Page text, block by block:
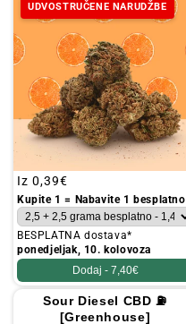
UDVOSTRUČENE NARUDŽBE
Redovna
cijena
Iz 0,39€
Kupite 1 = Nabavite 1 besplatno
BESPLATNA dostava*
ponedjeljak, 10. kolovoza
Dodaj - 7,40€
Sour Diesel CBD ⛽
[Greenhouse]